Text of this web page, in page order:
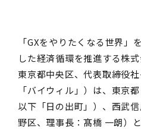
「GXをやりたくなる世界」
した経済循環を推進する株
東京都中央区、代表取締役
「バイウィル」）は、東京
以下「日の出町」）、西武
野区、理事長：髙橋 一朗）